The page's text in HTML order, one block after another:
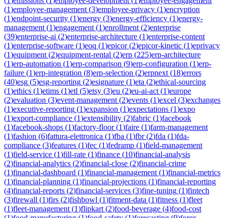
(1)employee-management (3)employee-privacy (1)encryption
(1)endpoint-security (1)energy (3)energy-efficiency (1)energy-
management (1)engagement (1)enrollment (2)enterprise
(39)enterprise-ai (2)enterprise-architecture (1)enterprise-content
(1)enterprise-software (1)eoq (1)epicor(2)epicor-kinetic (1)eprivacy
(1)equipment (2)equipment-rental (2)erp (225)erp-architecture
(1)erp-automation (1)erp-comparison (9)erp-configuration (1)erp-
failure (1)erp-integration (8)erp-selection (2)erpnext (18)errors
(40)esg (5)esg-reporting (2)esignature (1)eta (2)ethical-sourcing
(1)ethics (1)etims (1)etl (5)etsy (3)eu (2)eu-ai-act (1)europe
(2)evaluation (3)event-management (2)events (1)excel (3)exchanges
(1)executive-reporting (1)expansion (1)expectations (1)expo
(1)export-compliance (1)extensibility (2)fabric (1)facebook
(1)facebook-shops (1)factory-floor(1)faire (1)farm-management
(1)fashion (6)fattura-elettronica (1)fba (1)fbr(2)fda (1)fda-
compliance (3)features (1)fec (1)fedramp (1)field-management
(1)field-service (1)fill-rate (1)finance (10)financial-analysis
(2)financial-analytics (2)financial-close (2)financial-crime
(1)financial-dashboard (1)financial-management (1)financial-metrics
(1)financial-planning (1)financial-projections (1)financial-reporting
(4)financial-reports (2)financial-services (3)fine-tuning (1)fintech
(3)firewall (1)firs (2)fishbowl (1)fitment-data (1)fitness (1)fleet
(1)fleet-management (1)flipkart (2)food-beverage (4)food-cost